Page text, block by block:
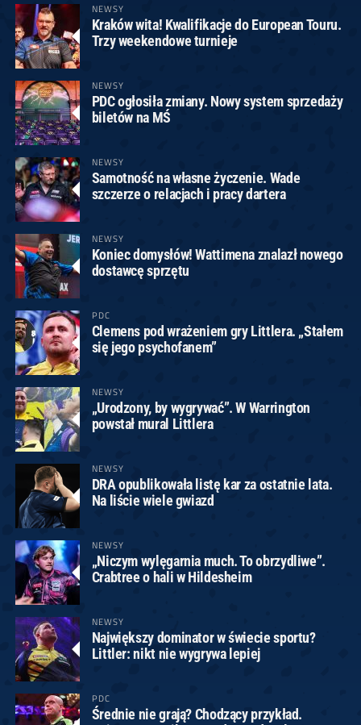
NEWSY
Kraków wita! Kwalifikacje do European Touru.
Trzy weekendowe turnieje
NEWSY
PDC ogłosiła zmiany. Nowy system sprzedaży
biletów na MŚ
NEWSY
Samotność na własne życzenie. Wade
szczerze o relacjach i pracy dartera
NEWSY
Koniec domysłów! Wattimena znalazł nowego
dostawcę sprzętu
PDC
Clemens pod wrażeniem gry Littlera. „Stałem
się jego psychofanem”
NEWSY
„Urodzony, by wygrywać”. W Warrington
powstał mural Littlera
NEWSY
DRA opublikowała listę kar za ostatnie lata.
Na liście wiele gwiazd
NEWSY
„Niczym wylęgarnia much. To obrzydliwe”.
Crabtree o hali w Hildesheim
NEWSY
Największy dominator w świecie sportu?
Littler: nikt nie wygrywa lepiej
PDC
Średnie nie grają? Chodzący przykład.